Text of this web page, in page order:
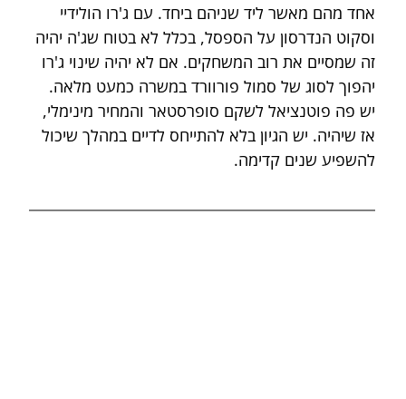
אחד מהם מאשר ליד שניהם ביחד. עם ג'רו הולידיי
וסקוט הנדרסון על הספסל, בכלל לא בטוח שג'ה יהיה
זה שמסיים את רוב המשחקים. אם לא יהיה שינוי ג'רו
יהפוך לסוג של סמול פורוורד במשרה כמעט מלאה.
יש פה פוטנציאל לשקם סופרסטאר והמחיר מינימלי,
אז שיהיה. יש הגיון בלא להתייחס לדיים במהלך שיכול
להשפיע שנים קדימה.